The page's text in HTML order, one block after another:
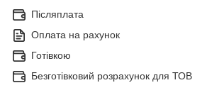
Післяплата
Оплата на рахунок
Готівкою
Безготівковий розрахунок для ТОВ